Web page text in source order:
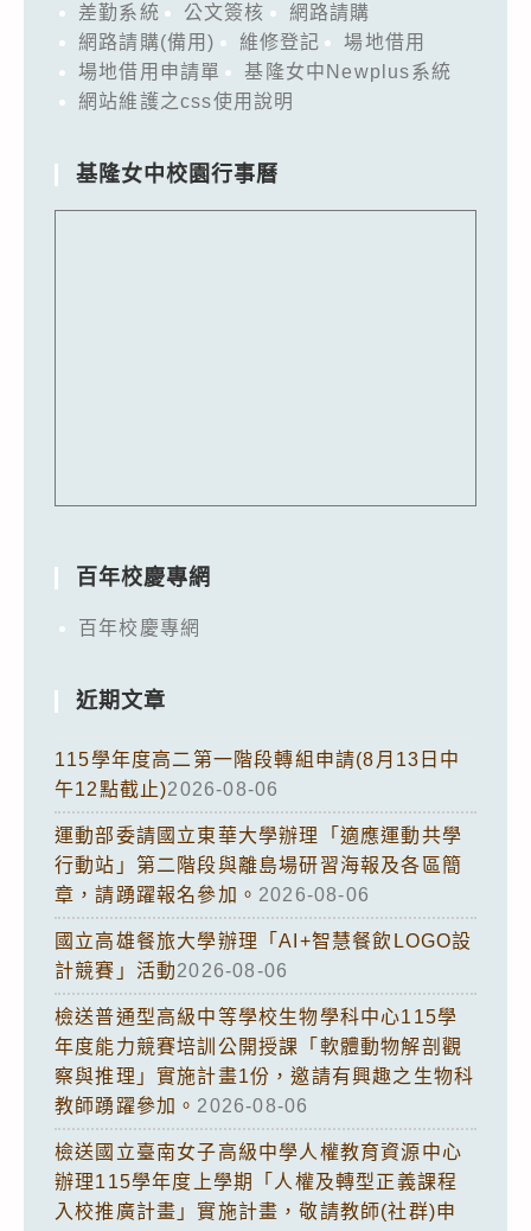
差勤系統 公文簽核
網路請購
網路請購(備用)
維修登記
場地借用
場地借用申請單
基隆女中Newplus系統
網站維護之css使用說明
基隆女中校園行事曆
百年校慶專網
百年校慶專網
近期文章
115學年度高二第一階段轉組申請(8月13日中
午12點截止)2026-08-06
運動部委請國立東華大學辦理「適應運動共學
行動站」第二階段與離島場研習海報及各區簡
章，請踴躍報名參加。 2026-08-06
國立高雄餐旅大學辦理「AI+智慧餐飲LOGO設
計競賽」活動2026-08-06
檢送普通型高級中等學校生物學科中心115學
年度能力競賽培訓公開授課「軟體動物解剖觀
察與推理」實施計畫1份，邀請有興趣之生物科
教師踴躍參加。 2026-08-06
檢送國立臺南女子高級中學人權教育資源中心
辦理115學年度上學期「人權及轉型正義課程
入校推廣計畫」實施計畫，敬請教師(社群)申